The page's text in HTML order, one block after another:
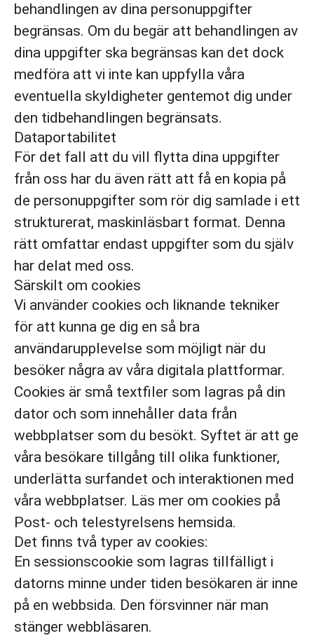
behandlingen av dina personuppgifter
begränsas. Om du begär att behandlingen av
dina uppgifter ska begränsas kan det dock
medföra att vi inte kan uppfylla våra
eventuella skyldigheter gentemot dig under
den tidbehandlingen begränsats.
Dataportabilitet
För det fall att du vill flytta dina uppgifter
från oss har du även rätt att få en kopia på
de personuppgifter som rör dig samlade i ett
strukturerat, maskinläsbart format. Denna
rätt omfattar endast uppgifter som du själv
har delat med oss.
Särskilt om cookies
Vi använder cookies och liknande tekniker
för att kunna ge dig en så bra
användarupplevelse som möjligt när du
besöker några av våra digitala plattformar.
Cookies är små textfiler som lagras på din
dator och som innehåller data från
webbplatser som du besökt. Syftet är att ge
våra besökare tillgång till olika funktioner,
underlätta surfandet och interaktionen med
våra webbplatser. Läs mer om cookies på
Post- och telestyrelsens hemsida.
Det finns två typer av cookies:
En sessionscookie som lagras tillfälligt i
datorns minne under tiden besökaren är inne
på en webbsida. Den försvinner när man
stänger webbläsaren.